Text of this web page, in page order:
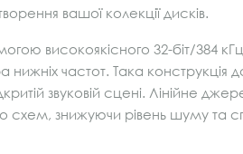
вашої колекції дисків.
високоякісного 32-біт/384
частот. Така конструкція
звуковій сцені. Лінійне
схем, знижуючи рівень шуму та